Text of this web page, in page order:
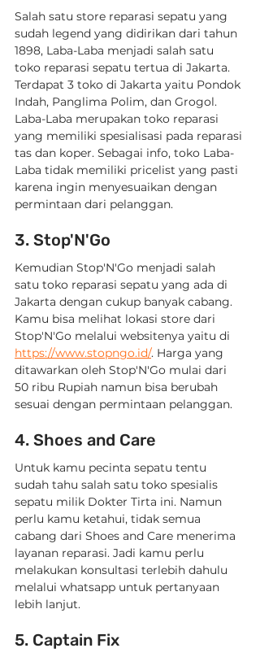
Salah satu store reparasi sepatu yang
sudah legend yang didirikan dari tahun
1898, Laba-Laba menjadi salah satu
toko reparasi sepatu tertua di Jakarta.
Terdapat 3 toko di Jakarta yaitu Pondok
Indah, Panglima Polim, dan Grogol.
Laba-Laba merupakan toko reparasi
yang memiliki spesialisasi pada reparasi
tas dan koper. Sebagai info, toko Laba-
Laba tidak memiliki pricelist yang pasti
karena ingin menyesuaikan dengan
permintaan dari pelanggan.
3. Stop'N'Go
Kemudian Stop'N'Go menjadi salah
satu toko reparasi sepatu yang ada di
Jakarta dengan cukup banyak cabang.
Kamu bisa melihat lokasi store dari
Stop'N'Go melalui websitenya yaitu di
https://www.stopngo.id/. Harga yang
ditawarkan oleh Stop'N'Go mulai dari
50 ribu Rupiah namun bisa berubah
sesuai dengan permintaan pelanggan.
4. Shoes and Care
Untuk kamu pecinta sepatu tentu
sudah tahu salah satu toko spesialis
sepatu milik Dokter Tirta ini. Namun
perlu kamu ketahui, tidak semua
cabang dari Shoes and Care menerima
layanan reparasi. Jadi kamu perlu
melakukan konsultasi terlebih dahulu
melalui whatsapp untuk pertanyaan
lebih lanjut.
5. Captain Fix